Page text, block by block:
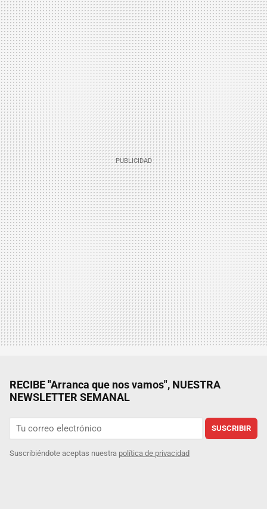
RECIBE "Arranca que nos vamos", NUESTRA
NEWSLETTER SEMANAL
SUSCRIBIR
Suscribiéndote aceptas nuestra política de privacidad